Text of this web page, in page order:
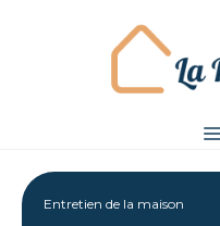
Entretien de la maison